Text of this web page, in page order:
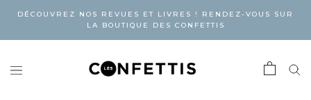
DÉCOUVREZ NOS REVUES ET LIVRES ! RENDEZ-VOUS SUR
LA BOUTIQUE DES CONFETTIS